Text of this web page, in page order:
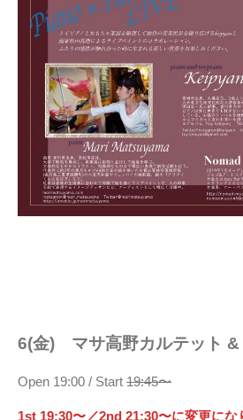
6(金) マサ高野カルテット &
Open 19:00 / Start 19:45〜
1st 19:30〜／2nd 21:30〜に変更にな